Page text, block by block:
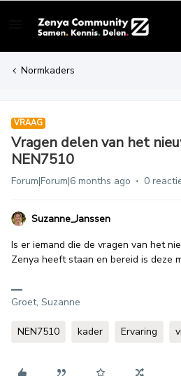
Normkaders
VRAAG
Vragen delen van het
NEN7510
Forum|Forum|6 months ago 0
Suzanne_Janssen
Is er iemand die de vragen van het
Zenya heeft staan en bereid is deze
Groet, Suzanne
NEN7510 kader Ervaring